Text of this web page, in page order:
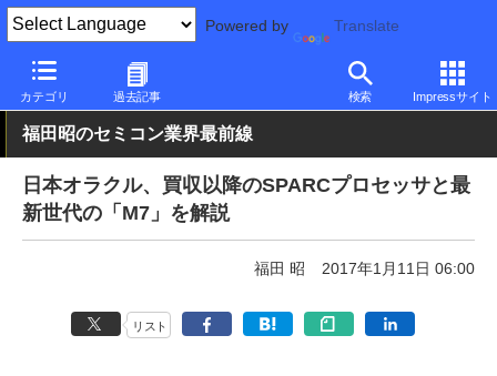
Powered by Translate
カテゴリ 過去記事 検索 Impressサイト
PC Watch 半導体/周辺機器
福田昭のセミコン業界最前線
日本オラクル、買収以降のSPARCプロセッサと最
新世代の「M7」を解説
福田 昭 2017年1月11日 06:00
リスト